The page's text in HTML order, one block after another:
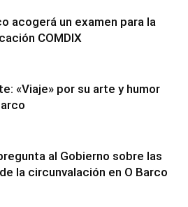
acogerá un examen para la
COMDIX
«Viaje» por su arte y humor
al Gobierno sobre las
la circunvalación en O Barco